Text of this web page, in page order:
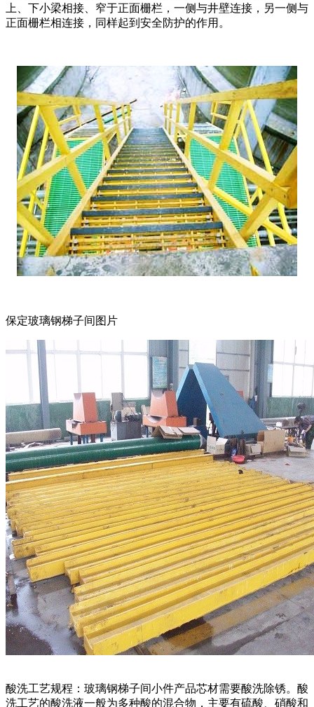
上、下小梁相接、窄于正面栅栏，一侧与井壁连接，另一侧与
正面栅栏相连接，同样起到安全防护的作用。
保定玻璃钢梯子间图片
酸洗工艺规程：玻璃钢梯子间小件产品芯材需要酸洗除锈。酸
洗工艺的酸洗液一般为多种酸的混合物，主要有硫酸、硝酸和